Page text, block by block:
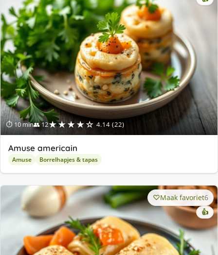
⏱ 10 min👥 12★★★★☆ 4.14 (22)
Amuse americain
Amuse Borrelhapjes & tapas
Maak favoriet6
👍